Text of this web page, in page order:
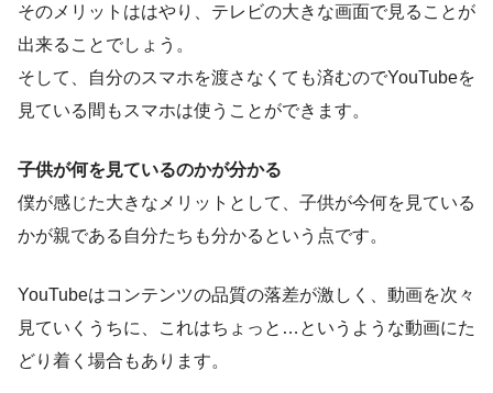
そのメリットははやり、テレビの大きな画面で見ることが
出来ることでしょう。
そして、自分のスマホを渡さなくても済むのでYouTubeを
見ている間もスマホは使うことができます。
子供が何を見ているのかが分かる
僕が感じた大きなメリットとして、子供が今何を見ている
かが親である自分たちも分かるという点です。
YouTubeはコンテンツの品質の落差が激しく、動画を次々
見ていくうちに、これはちょっと…というような動画にた
どり着く場合もあります。